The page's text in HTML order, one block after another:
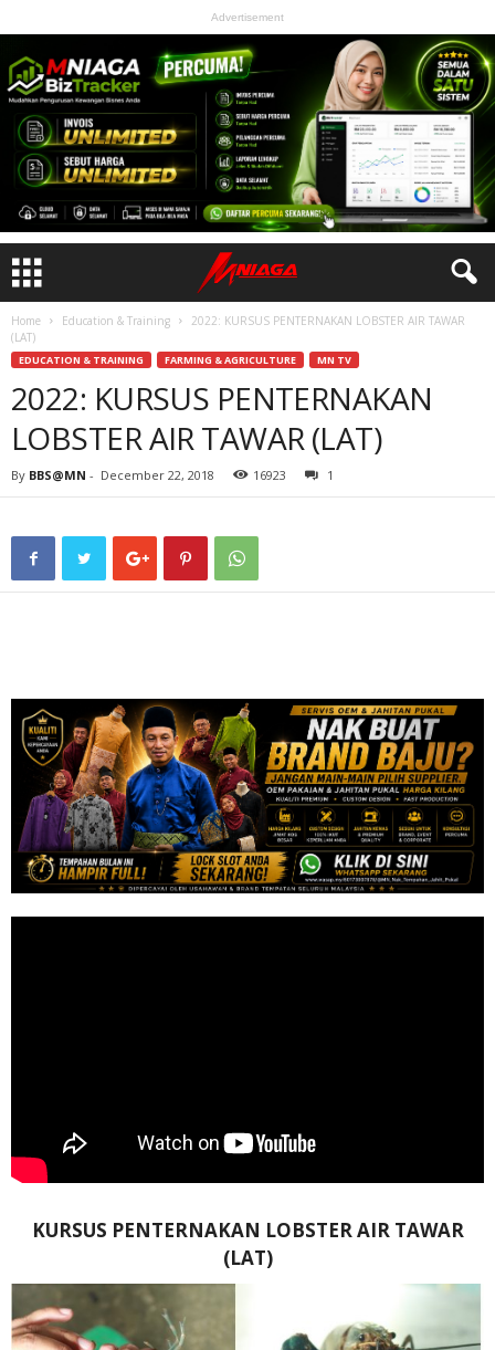
Advertisement
Home Education & Training
2022: KURSUS PENTERNAKAN LOBSTER AIR TAWAR
(LAT)
EDUCATION & TRAINING FARMING & AGRICULTURE MN TV
2022: KURSUS PENTERNAKAN
LOBSTER AIR TAWAR (LAT)
By BBS@MN - December 22, 2018 16923 1
KURSUS PENTERNAKAN LOBSTER AIR TAWAR
(LAT)